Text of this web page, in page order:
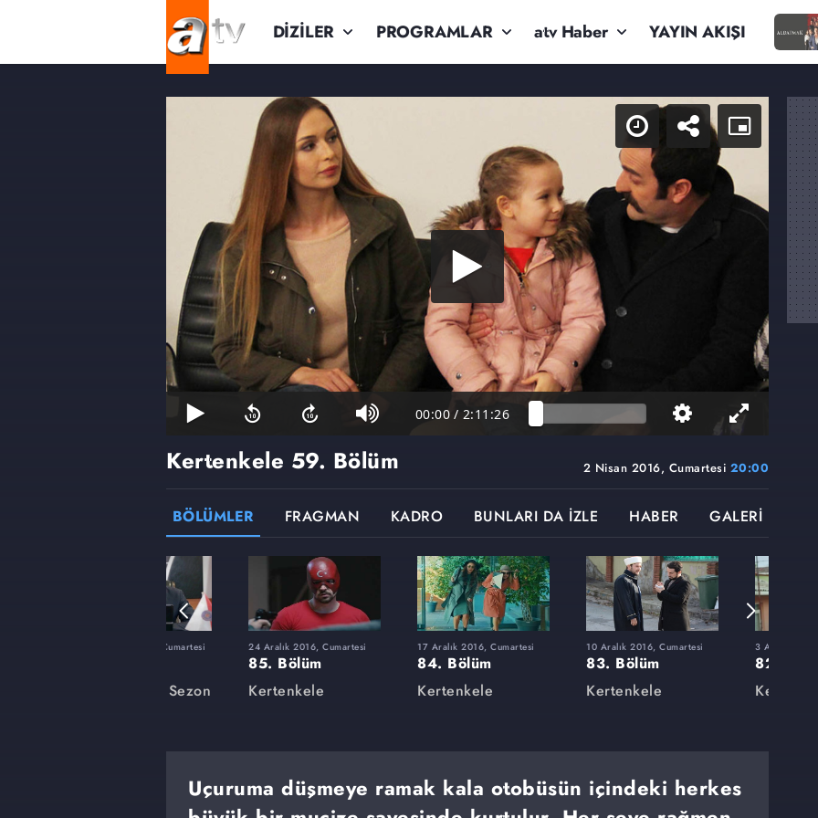
DİZİLER PROGRAMLAR atv Haber YAYIN AKIŞI
00:00 / 2:11:26
2 Nisan 2016, Cumartesi 20:00
Kertenkele 59. Bölüm
BÖLÜMLER FRAGMAN KADRO BUNLARI DA İZLE HABER GALERİ
25 Haziran 2016, Cumartesi
Kertenkele - Sezon
24 Aralık 2016, Cumartesi
85. Bölüm
Kertenkele
17 Aralık 2016, Cumartesi
84. Bölüm
Kertenkele
10 Aralık 2016, Cumartesi
83. Bölüm
Kertenkele
3 Aralık
82. Bölüm
Uçuruma düşmeye ramak kala otobüsün içindeki herkes